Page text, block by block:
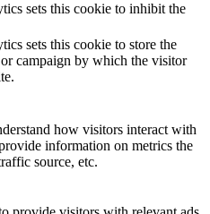
sets this cookie to inhibit the
sets this cookie to store the
campaign by which the visitor
how visitors interact with
information on metrics the
source, etc.